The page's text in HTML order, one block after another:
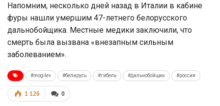
Напомним, несколько дней назад в Италии в кабине
фуры нашли умершим 47-летнего белорусского
дальнобойщика. Местные медики заключили, что
смерть была вызвана «внезапным сильным
заболеванием».
#mogilev #беларусь #гибель #дальнобойщик #россия
0
1 126